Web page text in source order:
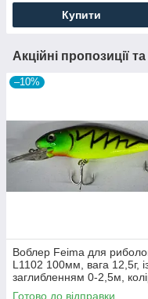
Купити
Акційні пропозиції
–10%
Воблер Feima для
L1102 100мм, вага 12,5г,
заглибленням 0-2,5м,
06
Готово до відправки